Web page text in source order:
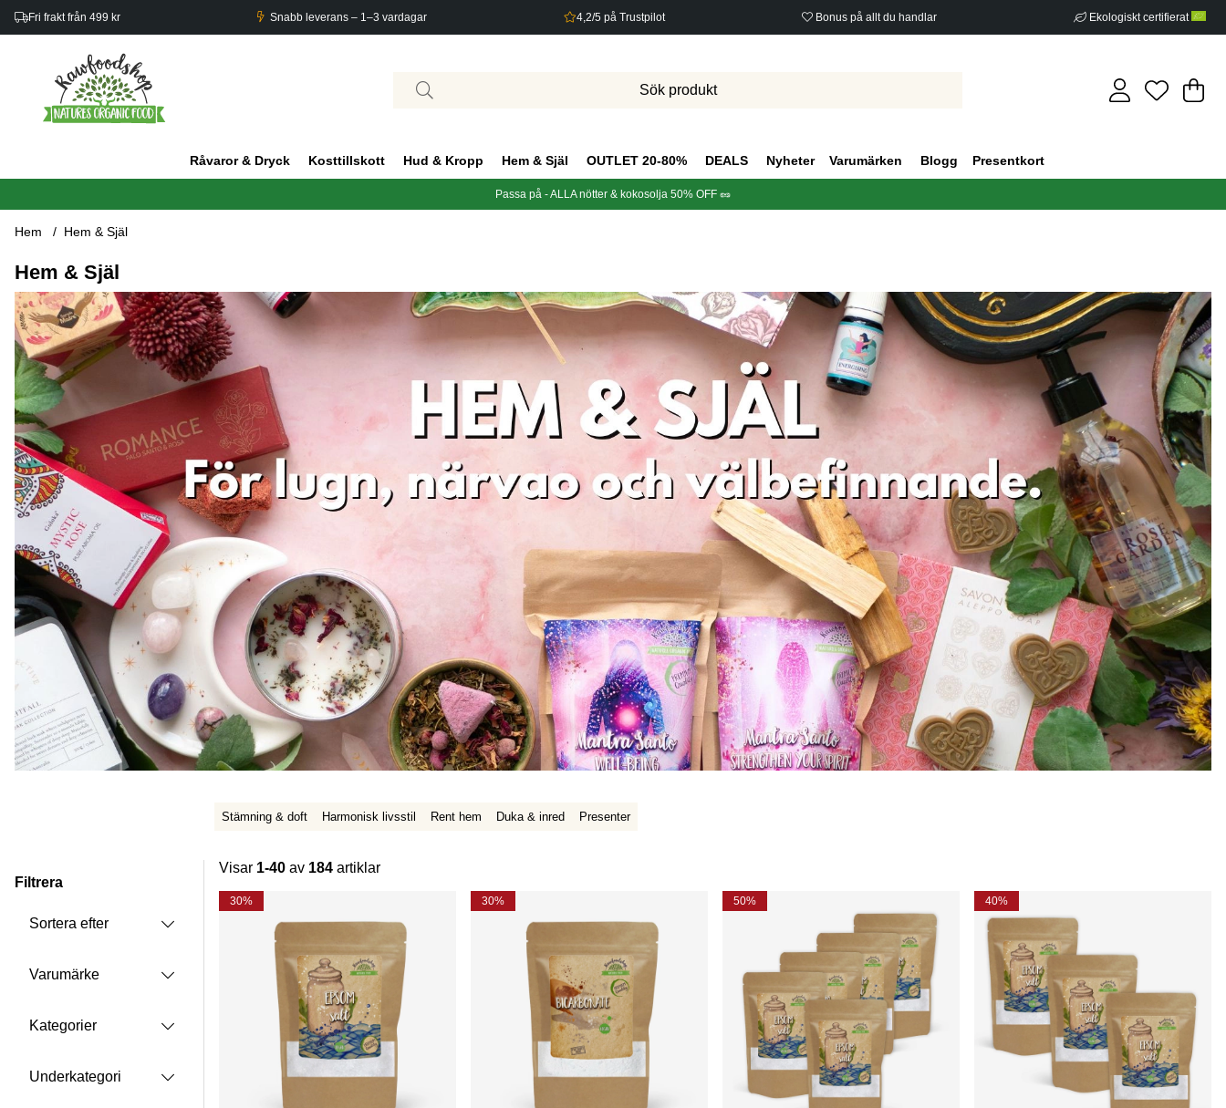
Fri frakt från 499 kr Snabb leverans – 1–3 vardagar 4,2/5 på Trustpilot Bonus på allt du handlar Ekologiskt certifierat
.
Råvaror & Dryck Kosttillskott Hud & Kropp Hem & Själ OUTLET 20-80% DEALS Nyheter Varumärken Blogg Presentkort
Passa på - ALLA nötter & kokosolja 50% OFF 🥜
Hem Hem & Själ
Hem & Själ
Stämning & doft Harmonisk livsstil Rent hem Duka & inred Presenter
Filtrera
Sortera efter
Varumärke
Kategorier
Underkategori
Visar 1-40 av 184 artiklar
Produkter
30% 30% 50% 40%